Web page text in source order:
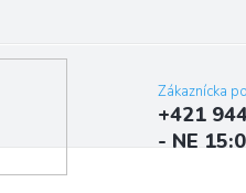
Zákaznícka
+421
- NE